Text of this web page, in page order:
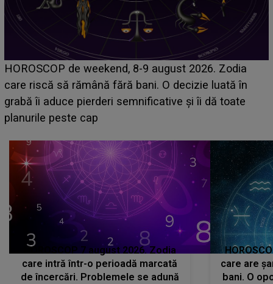
Emanuel a ținut ACEST DETALIU ASCUNS până
acum! În fața Alexandrei, concurentul din Casa Iubirii
face o MĂRTURISIRE NEAȘTEPTATĂ despre mama
sa: "I-am spus și ei în față, eu nu te iubesc pentru
HOROSCOP 7 august 2026. Zodia
care intră într-o perioadă marcată
de încercări. Problemele se adună
care are
bani. O